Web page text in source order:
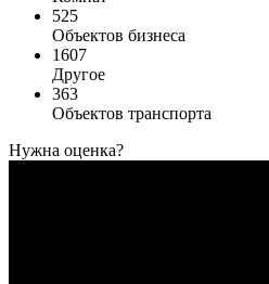
525
Объектов бизнеса
1607
Другое
363
Объектов транспорта
Нужна оценка?